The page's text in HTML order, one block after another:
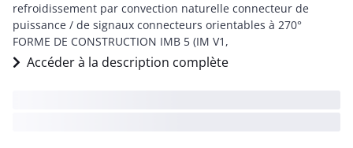
refroidissement par convection naturelle connecteur de
puissance / de signaux connecteurs orientables à 270°
FORME DE CONSTRUCTION IMB 5 (IM V1,
Accéder à la description complète